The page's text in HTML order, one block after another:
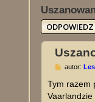
ODPOWIEDZ
P
s
autor:
Tym razem